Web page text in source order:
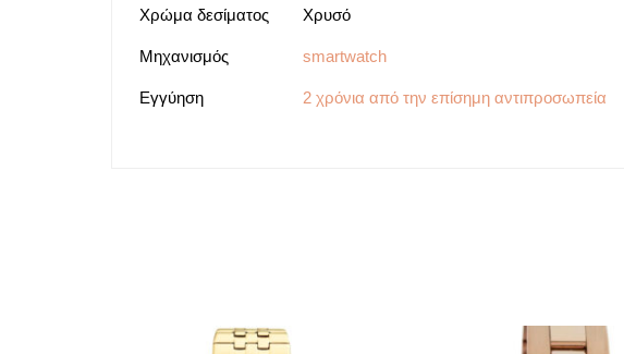
Χρώμα δεσίματος Χρυσό
Μηχανισμός smartwatch
Εγγύηση 2 χρόνια από την επίσημη αντιπροσωπεία